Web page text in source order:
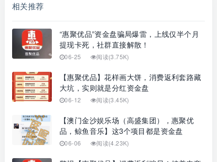
相关推荐
“惠聚优品”资金盘骗局爆雷，上线仅半个月
提现卡死，社群直接解散！
06-25 阅读(3.75K)
【惠聚优品】花样画大饼，消费返利套路藏
大坑，实则就是分红资金盘
06-12 阅读(3.45K)
【澳门金沙娱乐场（高盛集团），惠聚优
品，鲸鱼音乐】这3个项目都是资金盘
06-06 阅读(4.23K)